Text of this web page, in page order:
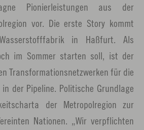
Pionierleistungen aus der
vor. Die erste Story kommt
in Haßfurt. Als
im Sommer starten soll, ist der
Transformationsnetzwerken für die
der Pipeline. Politische Grundlage
der Metropolregion zur
Nationen. „Wir verpflichten